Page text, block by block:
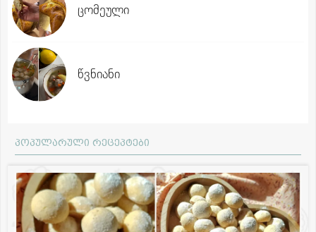
ცომეული
წვნიანი
პოპულარული რეცეპტები